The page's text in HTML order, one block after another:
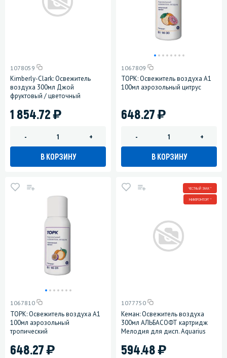
1078059
Kimberly-Clark: Освежитель
воздуха 300мл Джой
фруктовый / цветочный
1 854.72)
- +
В КОРЗИНУ
1067809
ТОРК: Освежитель воздуха A1
100мл аэрозольный цитрус
648.27)
- +
В КОРЗИНУ
1067810
ТОРК: Освежитель воздуха A1
100мл аэрозольный
тропический
648.27)
ЧЕСТНЫЙ ЗНАК *
МИНПРОМТОРГ *
1077750
Кеман: Освежитель воздуха
300мл АЛЬБАСОФТ картридж
Мелодия для дисп. Aquarius
594.48)